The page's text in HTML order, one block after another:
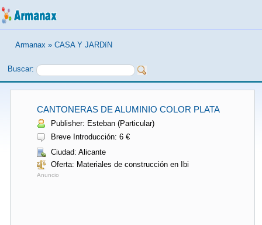
Armanax » CASA Y JARDíN
Buscar:
CANTONERAS DE ALUMINIO COLOR PLATA
Publisher: Esteban (Particular)
Breve Introducción: 6 €
Ciudad: Alicante
Oferta: Materiales de construcción en Ibi
Anuncio